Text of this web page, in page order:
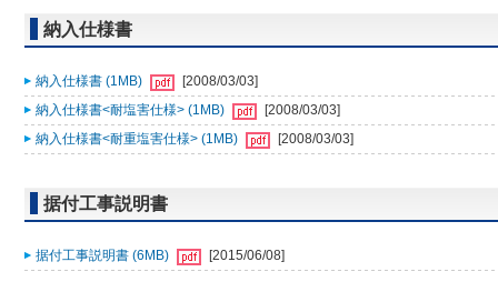
納入仕様書
納入仕様書 (1MB)
[2008/03/03]
納入仕様書<耐塩害仕様> (1MB)
[2008/03/03]
納入仕様書<耐重塩害仕様> (1MB)
[2008/03/03]
据付工事説明書
据付工事説明書 (6MB) [2015/06/08]